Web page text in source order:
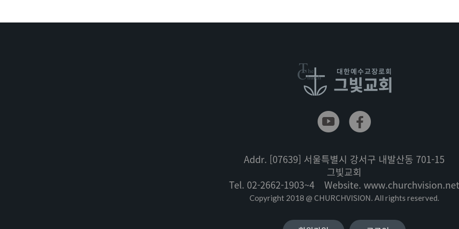
Addr. [07639] 서울특별시 강서구 내발산동 701-15
그빛교회
Tel. 02-2662-1903~4 Website. www.churchvision.net
Copyright 2018 @ CHURCHVISION. All rights reserved.